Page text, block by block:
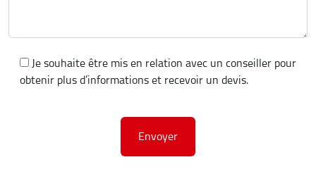
Je souhaite être mis en relation avec un conseiller pour
obtenir plus d’informations et recevoir un devis.